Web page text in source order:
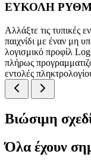
ΕΥΚΟΛΗ
Αλλάξτε τις τυπικές
παιχνίδι με έναν μη
λογισμικό προφίλ
πλήρως
εντολές
Βιώσιμη
Όλα έχουν